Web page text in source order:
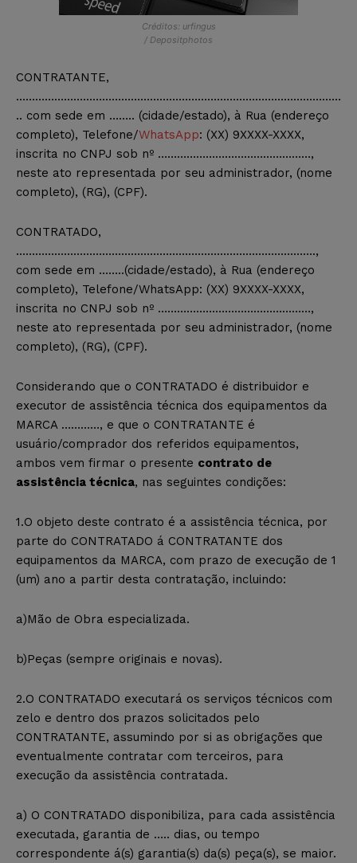
Créditos: urfingus
/ Depositphotos
CONTRATANTE,
…………………………………………………………………………………………
.. com sede em …….. (cidade/estado), à Rua (endereço
completo), Telefone/WhatsApp: (XX) 9XXXX-XXXX,
inscrita no CNPJ sob nº …………………………………………,
neste ato representada por seu administrador, (nome
completo), (RG), (CPF).
CONTRATADO,
………………………………………………………………………………….,
com sede em ……..(cidade/estado), à Rua (endereço
completo), Telefone/WhatsApp: (XX) 9XXXX-XXXX,
inscrita no CNPJ sob nº …………………………………………,
neste ato representada por seu administrador, (nome
completo), (RG), (CPF).
Considerando que o CONTRATADO é distribuidor e
executor de assistência técnica dos equipamentos da
MARCA …………, e que o CONTRATANTE é
usuário/comprador dos referidos equipamentos,
ambos vem firmar o presente contrato de
assistência técnica, nas seguintes condições:
1.O objeto deste contrato é a assistência técnica, por
parte do CONTRATADO á CONTRATANTE dos
equipamentos da MARCA, com prazo de execução de 1
(um) ano a partir desta contratação, incluindo:
a)Mão de Obra especializada.
b)Peças (sempre originais e novas).
2.O CONTRATADO executará os serviços técnicos com
zelo e dentro dos prazos solicitados pelo
CONTRATANTE, assumindo por si as obrigações que
eventualmente contratar com terceiros, para
execução da assistência contratada.
a) O CONTRATADO disponibiliza, para cada assistência
executada, garantia de ….. dias, ou tempo
correspondente á(s) garantia(s) da(s) peça(s), se maior.